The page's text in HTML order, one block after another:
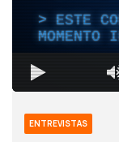
ESTE
MOMENTO
ENTREVISTAS